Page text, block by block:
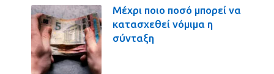
Μέχρι ποιο ποσό μπορεί να
κατασχεθεί νόμιμα η
σύνταξη